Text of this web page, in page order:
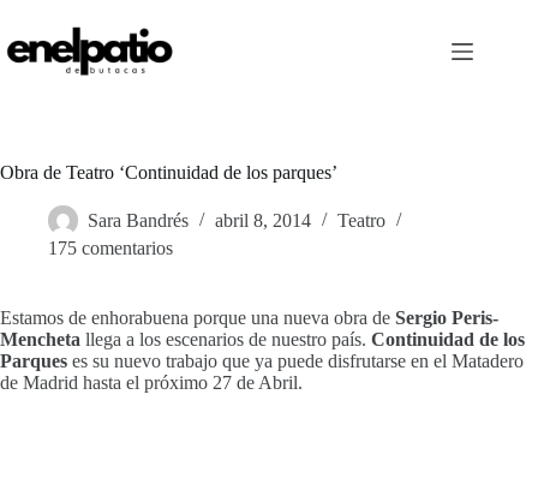
contenido
Obra de Teatro ‘Continuidad de los parques’
Sara Bandrés abril 8, 2014
Teatro
175 comentarios
Estamos de enhorabuena porque una nueva obra de Sergio Peris-
Mencheta llega a los escenarios de nuestro país. Continuidad de los
Parques es su nuevo trabajo que ya puede disfrutarse en el Matadero
de Madrid hasta el próximo 27 de Abril.